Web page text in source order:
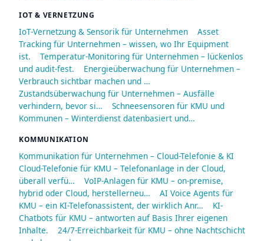
IOT & VERNETZUNG
IoT-Vernetzung & Sensorik für Unternehmen
Asset
Tracking für Unternehmen – wissen, wo Ihr Equipment
ist.
Temperatur-Monitoring für Unternehmen – lückenlos
und audit-fest.
Energieüberwachung für Unternehmen –
Verbrauch sichtbar machen und …
Zustandsüberwachung für Unternehmen – Ausfälle
verhindern, bevor si…
Schneesensoren für KMU und
Kommunen – Winterdienst datenbasiert und…
KOMMUNIKATION
Kommunikation für Unternehmen – Cloud-Telefonie & KI
Cloud-Telefonie für KMU – Telefonanlage in der Cloud,
überall verfü…
VoIP-Anlagen für KMU – on-premise,
hybrid oder Cloud, herstellerneu…
AI Voice Agents für
KMU – ein KI-Telefonassistent, der wirklich Anr…
KI-
Chatbots für KMU – antworten auf Basis Ihrer eigenen
Inhalte.
24/7-Erreichbarkeit für KMU – ohne Nachtschicht